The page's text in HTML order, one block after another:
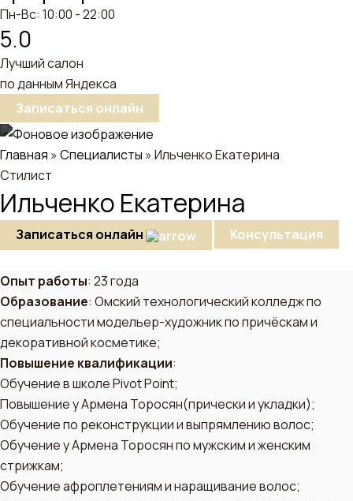
Пн-Вс: 10:00 - 22:00
5.0
Лучший салон
по даннымЯндекса
Записаться онлайн
Главная »Специалисты »Ильченко Екатерина
Стилист
Ильченко Екатерина
Записаться онлайн Консультация
Опыт работы: 23 года
Образование: Омский технологический колледж по
специальности модельер-художник по причёскам и
декоративной косметике;
Повышение квалификации:
Обучение в школе Pivot Point;
Повышение у Армена Торосян(прически и укладки);
Обучение по реконструкции и выпрямлению волос;
Обучение у Армена Торосян по мужским и женским
стрижкам;
Обучение афроплетениям и наращивание волос;